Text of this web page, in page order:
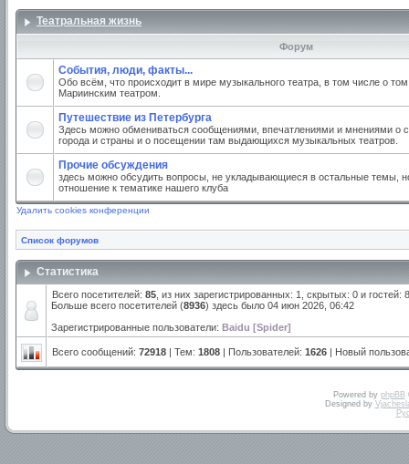
Театральная жизнь
Форум
События, люди, факты...
Обо всём, что происходит в мире музыкального театра, в том числе о
Мариинским театром.
Путешествие из Петербурга
Здесь можно обмениваться сообщениями, впечатлениями и мнениями о
города и страны и о посещении там выдающихся музыкальных театров.
Прочие обсуждения
здесь можно обсудить вопросы, не укладывающиеся в остальные темы,
отношение к тематике нашего клуба
Удалить cookies конференции
Список форумов
Статистика
Всего посетителей: 85 , из них зарегистрированных: 1, скрытых: 0 и
Больше всего посетителей (8936) здесь было 04 июн 2026, 06:42
Зарегистрированные пользователи: Baidu [Spider]
Всего сообщений: 72918 | Тем: 1808 | Пользователей: 1626 | Новый
Powered by phpBB
Designed by